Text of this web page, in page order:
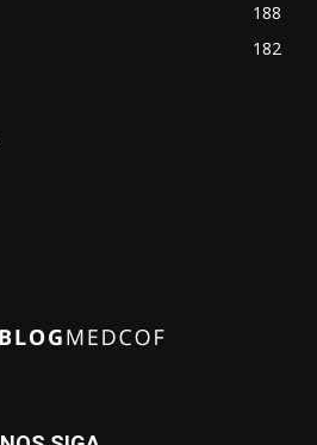
188
182